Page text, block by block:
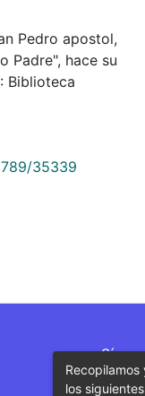
Pedro apostol,
Padre", hace su
Biblioteca
35339
los